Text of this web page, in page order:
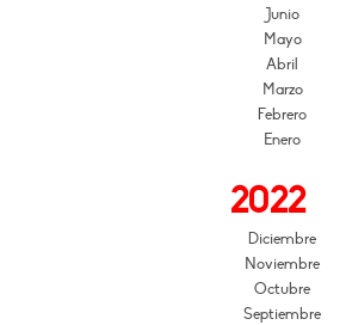
Junio
Mayo
Abril
Marzo
Febrero
Enero
2022
Diciembre
Noviembre
Octubre
Septiembre